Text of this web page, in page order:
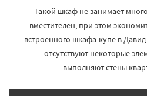
Такой шкаф не занимает
вместителен, при этом
встроенного шкафа-купе в
отсутствуют некоторые
выполняют стены